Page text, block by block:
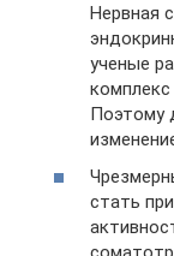
Нервная
ученые
комплекс
Поэтому
стать